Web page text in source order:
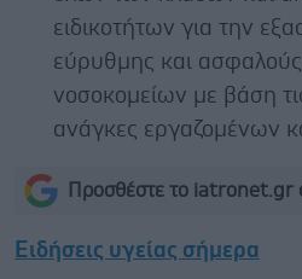
ειδικοτήτων για την
εύρυθμης και ασφαλούς
νοσοκομείων με βάση
ανάγκες εργαζομένων
Προσθέστε το iatronet.gr
Ειδήσεις υγείας σήμερα